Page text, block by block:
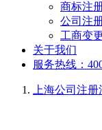
商标注
公司注
工商变
关于我们
服务热线：
上海公司注册